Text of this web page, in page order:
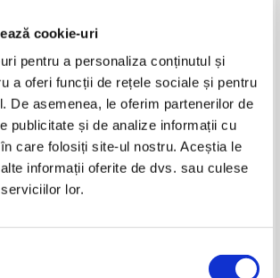
cookie-uri
pentru a personaliza conținutul și
a oferi funcții de rețele sociale și pentru
De asemenea, le oferim partenerilor de
publicitate și de analize informații cu
care folosiți site-ul nostru. Aceștia le
informații oferite de dvs. sau culese
lor.
Petru Toacsen - Si azi ma duce
Adaugă în coș
-60%